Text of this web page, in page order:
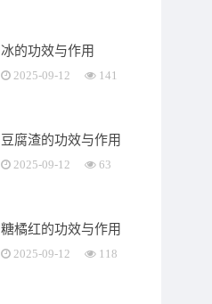
冰的功效与作用
2025-09-12 141
豆腐渣的功效与作用
2025-09-12 63
糖橘红的功效与作用
2025-09-12 118